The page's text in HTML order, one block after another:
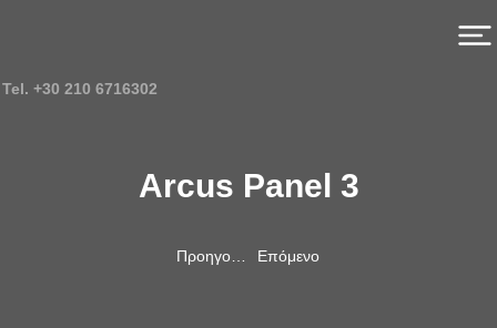
Tel. +30 210 6716302
Arcus Panel 3
Επόμενο